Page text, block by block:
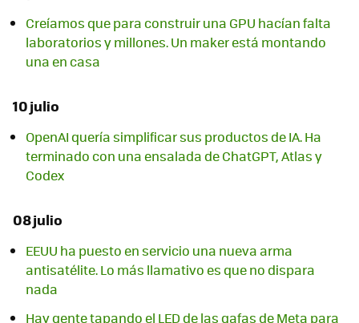
Creíamos que para construir una GPU hacían falta
laboratorios y millones. Un maker está montando
una en casa
10 julio
OpenAI quería simplificar sus productos de IA. Ha
terminado con una ensalada de ChatGPT, Atlas y
Codex
08 julio
EEUU ha puesto en servicio una nueva arma
antisatélite. Lo más llamativo es que no dispara
nada
Hay gente tapando el LED de las gafas de Meta para